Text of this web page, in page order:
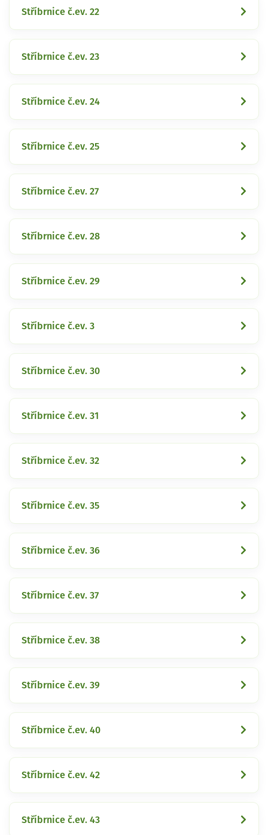
Stříbrnice č.ev. 22
Stříbrnice č.ev. 23
Stříbrnice č.ev. 24
Stříbrnice č.ev. 25
Stříbrnice č.ev. 27
Stříbrnice č.ev. 28
Stříbrnice č.ev. 29
Stříbrnice č.ev. 3
Stříbrnice č.ev. 30
Stříbrnice č.ev. 31
Stříbrnice č.ev. 32
Stříbrnice č.ev. 35
Stříbrnice č.ev. 36
Stříbrnice č.ev. 37
Stříbrnice č.ev. 38
Stříbrnice č.ev. 39
Stříbrnice č.ev. 40
Stříbrnice č.ev. 42
Stříbrnice č.ev. 43